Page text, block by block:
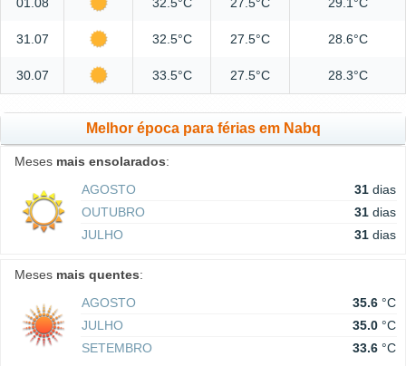
01.08 32.5°C 27.5°C 29.1°C
31.07 32.5°C 27.5°C 28.6°C
30.07 33.5°C 27.5°C 28.3°C
Melhor época para férias em Nabq
Meses mais ensolarados:
AGOSTO
31 dias
OUTUBRO
31 dias
JULHO
31 dias
Meses mais quentes:
AGOSTO
35.6 °C
JULHO
35.0 °C
SETEMBRO
33.6 °C